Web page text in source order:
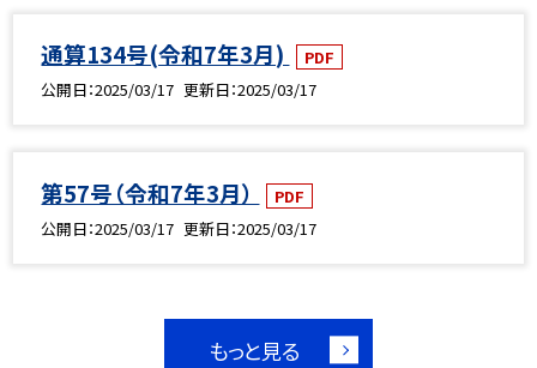
通算134号(令和7年3月)
PDF
公開日 2025/03/17 更新日 2025/03/17
第57号（令和7年3月）
PDF
公開日 2025/03/17 更新日 2025/03/17
もっと見る